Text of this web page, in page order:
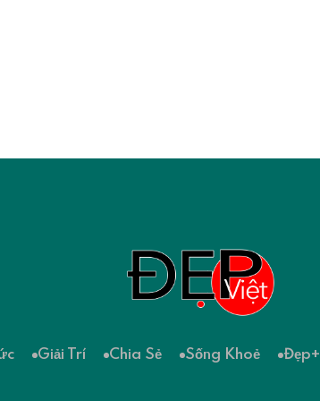
Giải Trí Chia Sẻ Sống Khoẻ Đẹp+